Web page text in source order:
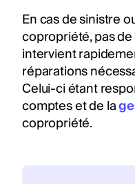
En cas de sinistre
copropriété, pas
intervient
réparations
Celui-ci étant
comptes et de la
copropriété.